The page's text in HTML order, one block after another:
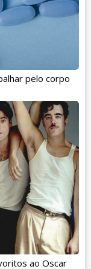
pelo corpo
ao Oscar